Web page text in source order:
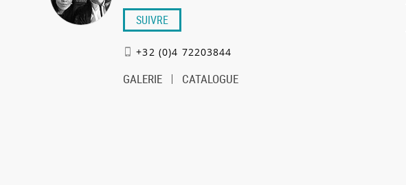
SUIVRE
+32 (0)4 72203844
GALERIE CATALOGUE